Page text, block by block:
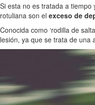
Si esta no es tratada a
rotuliana son el exceso de
Conocida como ‘rodilla de
lesión, ya que se trata de una